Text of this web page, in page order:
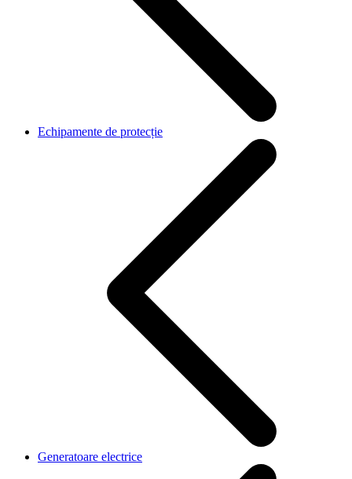
Echipamente de protecție
Generatoare electrice